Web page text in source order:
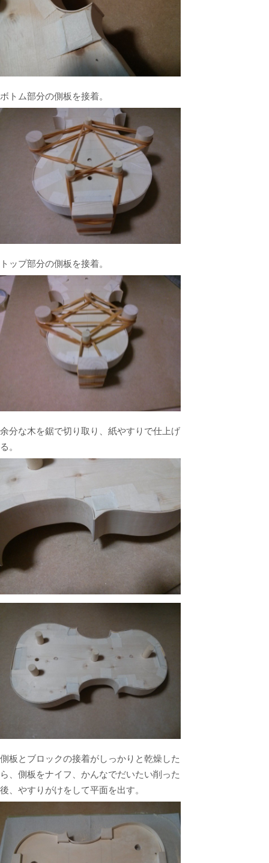
ボトム部分の側板を接着。
トップ部分の側板を接着。
余分な木を鋸で切り取り、紙やすりで仕上げ
る。
側板とブロックの接着がしっかりと乾燥した
ら、側板をナイフ、かんなでだいたい削った
後、やすりがけをして平面を出す。